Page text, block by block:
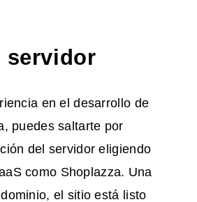
servidor
en el desarrollo de
puedes saltarte por
del servidor eligiendo
como Shoplazza. Una
el sitio está listo